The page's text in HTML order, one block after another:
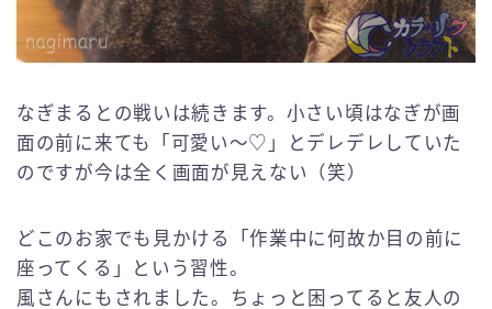
なぎまるとの戦いは続きます。小さい頃はなぎが画
面の前に来ても「可愛い〜♡」とデレデレしていた
のですが今は全く画面が見えない（笑）
どこのお家でも見かける「作業中に何故か目の前に
座ってくる」という習性。
風さんにもされました。ちょっと困ってると友人の